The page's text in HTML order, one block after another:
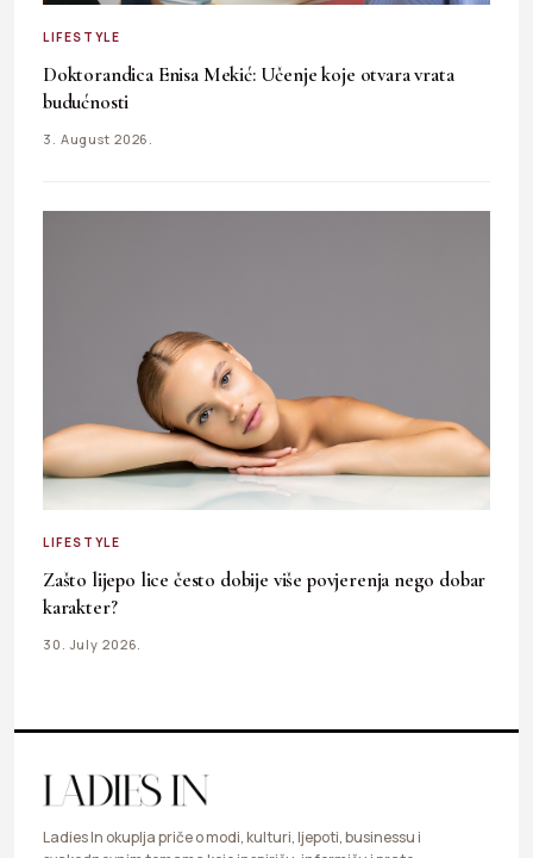
LIFESTYLE
Doktorandica Enisa Mekić: Učenje koje otvara vrata
budućnosti
3. August 2026.
LIFESTYLE
Zašto lijepo lice često dobije više povjerenja nego dobar
karakter?
30. July 2026.
Ladies In okuplja priče o modi, kulturi, ljepoti, businessu i